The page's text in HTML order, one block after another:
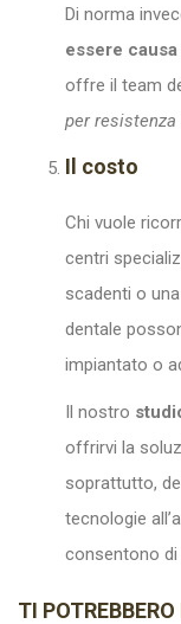
Di norma
essere
offre il team
per
Il costo
Chi vuole
centri
scadenti o
dentale
impiantato o
Il nostro
offrirvi la
soprattutto,
tecnologie
consentono
TI